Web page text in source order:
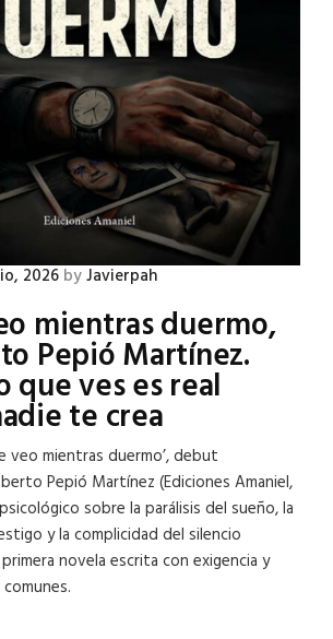
2026 byJavierpah
mientras duermo,
Pepió Martínez.
que ves es real
te crea
veo mientras duermo’, debut
Pepió Martínez (Ediciones Amaniel,
sobre la parálisis del sueño, la
y la complicidad del silencio
novela escrita con exigencia y